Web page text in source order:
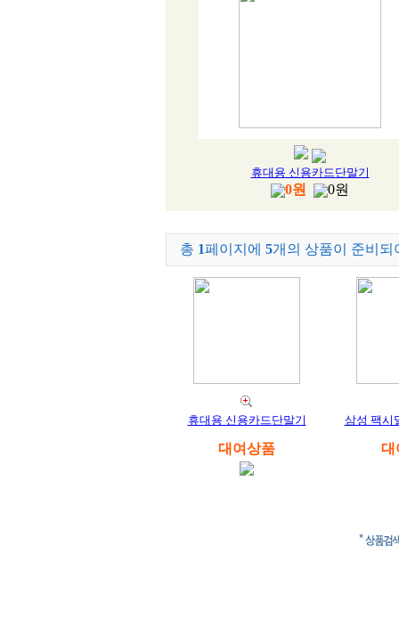
휴대용 신용카드단말기
0원 0원
총 1페이지에 5개의 상품이 준비되
휴대용 신용카드단말기
대여상품
삼성 팩시
대